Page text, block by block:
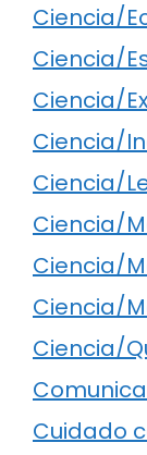
Ciencia/
Ciencia/
Ciencia/
Ciencia/
Ciencia/
Ciencia/
Ciencia/
Ciencia/
Ciencia/
Cuidado